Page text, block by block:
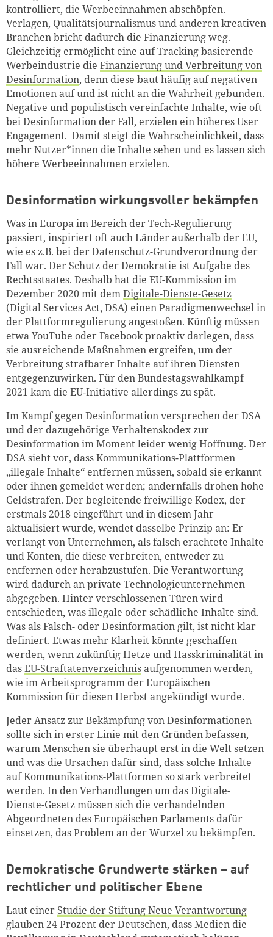
kontrolliert, die Werbeeinnahmen abschöpfen.
Verlagen, Qualitätsjournalismus und anderen kreativen
Branchen bricht dadurch die Finanzierung weg.
Gleichzeitig ermöglicht eine auf Tracking basierende
Werbeindustrie die Finanzierung und Verbreitung von
Desinformation, denn diese baut häufig auf negativen
Emotionen auf und ist nicht an die Wahrheit gebunden.
Negative und populistisch vereinfachte Inhalte, wie oft
bei Desinformation der Fall, erzielen ein höheres User
Engagement. Damit steigt die Wahrscheinlichkeit, dass
mehr Nutzer*innen die Inhalte sehen und es lassen sich
höhere Werbeeinnahmen erzielen.
Desinformation wirkungsvoller bekämpfen
Was in Europa im Bereich der Tech-Regulierung
passiert, inspiriert oft auch Länder außerhalb der EU,
wie es z.B. bei der Datenschutz-Grundverordnung der
Fall war. Der Schutz der Demokratie ist Aufgabe des
Rechtsstaates. Deshalb hat die EU-Kommission im
Dezember 2020 mit demDigitale-Dienste-Gesetz
(Digital Services Act, DSA) einen Paradigmenwechsel in
der Plattformregulierung angestoßen. Künftig müssen
etwa YouTube oder Facebook proaktiv darlegen, dass
sie ausreichende Maßnahmen ergreifen, um der
Verbreitung strafbarer Inhalte auf ihren Diensten
entgegenzuwirken. Für den Bundestagswahlkampf
2021 kam die EU-Initiative allerdings zu spät.
Im Kampf gegen Desinformation versprechen der DSA
und der dazugehörige Verhaltenskodex zur
Desinformation im Moment leider wenig Hoffnung. Der
DSA sieht vor, dass Kommunikations-Plattformen
„illegale Inhalte“ entfernen müssen, sobald sie erkannt
oder ihnen gemeldet werden; andernfalls drohen hohe
Geldstrafen. Der begleitende freiwillige Kodex, der
erstmals 2018 eingeführt und in diesem Jahr
aktualisiert wurde, wendet dasselbe Prinzip an: Er
verlangt von Unternehmen, als falsch erachtete Inhalte
und Konten, die diese verbreiten, entweder zu
entfernen oder herabzustufen. Die Verantwortung
wird dadurch an private Technologieunternehmen
abgegeben. Hinter verschlossenen Türen wird
entschieden, was illegale oder schädliche Inhalte sind.
Was als Falsch- oder Desinformation gilt, ist nicht klar
definiert. Etwas mehr Klarheit könnte geschaffen
werden, wenn zukünftig Hetze und Hasskriminalität in
dasEU-Straftatenverzeichnisaufgenommen werden,
wie im Arbeitsprogramm der Europäischen
Kommission für diesen Herbst angekündigt wurde.
Jeder Ansatz zur Bekämpfung von Desinformationen
sollte sich in erster Linie mit den Gründen befassen,
warum Menschen sie überhaupt erst in die Welt setzen
und was die Ursachen dafür sind, dass solche Inhalte
auf Kommunikations-Plattformen so stark verbreitet
werden. In den Verhandlungen um das Digitale-
Dienste-Gesetz müssen sich die verhandelnden
Abgeordneten des Europäischen Parlaments dafür
einsetzen, das Problem an der Wurzel zu bekämpfen.
Demokratische Grundwerte stärken – auf
rechtlicher und politischer Ebene
Laut einer Studie der Stiftung Neue Verantwortung
glauben 24 Prozent der Deutschen, dass Medien die